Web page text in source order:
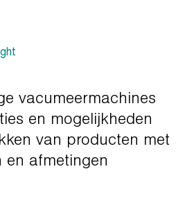
vacumeermachines
en mogelijkheden
van producten met
en afmetingen